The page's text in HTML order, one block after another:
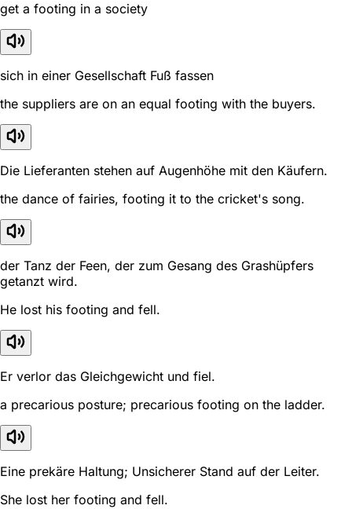
get a footing in a society
sich in einer Gesellschaft Fuß fassen
the suppliers are on an equal footing with the buyers.
Die Lieferanten stehen auf Augenhöhe mit den Käufern.
the dance of fairies, footing it to the cricket's song.
der Tanz der Feen, der zum Gesang des Grashüpfers
getanzt wird.
He lost his footing and fell.
Er verlor das Gleichgewicht und fiel.
a precarious posture; precarious footing on the ladder.
Eine prekäre Haltung; Unsicherer Stand auf der Leiter.
She lost her footing and fell.